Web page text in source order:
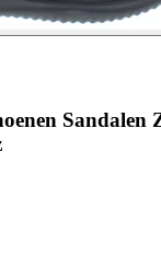
Sandalen